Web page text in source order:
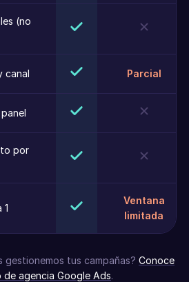
(no
canal Parcial
por
1
Ventana
limitada
gestionemos tus campañas? Conoce
de agencia Google Ads.